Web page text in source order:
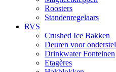
Roosters
Standenregelaars
RVS
Crushed Ice Bakken
Deuren voor onderstel
Drinkwater Fonteinen
Etagères